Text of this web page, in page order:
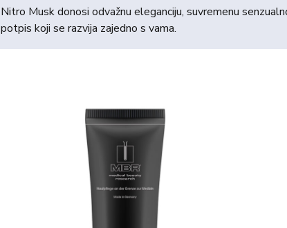
Nitro Musk donosi odvažnu eleganciju, suvremenu
potpis koji se razvija zajedno s vama.